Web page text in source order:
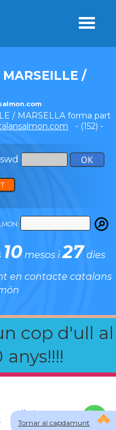
/
/ MARSELLA forma part
- (152) -
10 mesos i27 dies
en contacte catalans
cop d'ull al
Tornar al capdamunt
Allotjament a
FRA